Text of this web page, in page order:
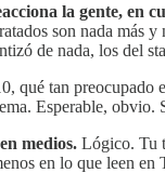
la gente, en
son nada
de nada, los del
qué tan preocupado
Esperable, obvio.
medios. Lógico. Tu
en lo que leen